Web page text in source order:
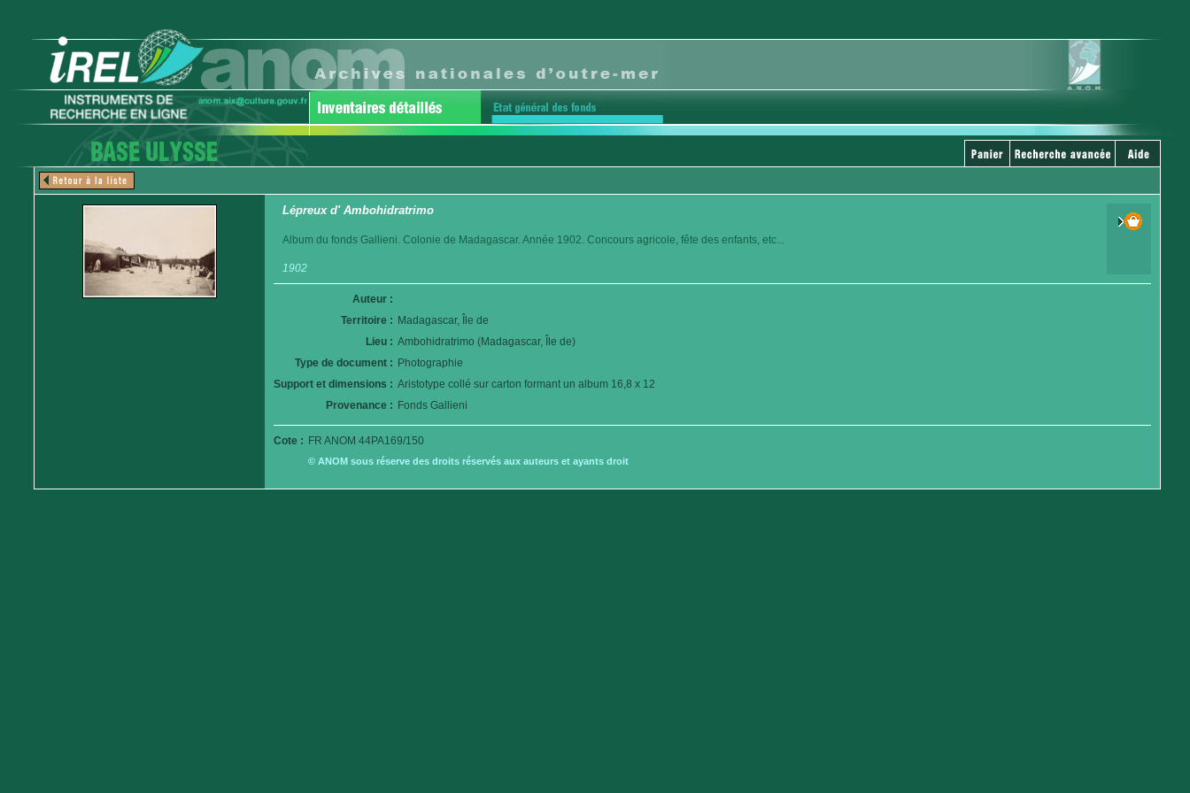
Lépreux d' Ambohidratrimo
Album du fonds Gallieni. Colonie de Madagascar. Année 1902. Concours agricole, fête des enfants, etc...
1902
Auteur :
Territoire : Madagascar, Île de
Lieu : Ambohidratrimo (Madagascar, Île de)
Type de document : Photographie
Support et dimensions : Aristotype collé sur carton formant un album 16,8 x 12
Provenance : Fonds Gallieni
Cote : FR ANOM 44PA169/150
© ANOM sous réserve des droits réservés aux auteurs et ayants droit